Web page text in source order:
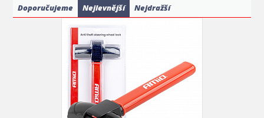
Doporučujeme Nejlevnější Nejdražší